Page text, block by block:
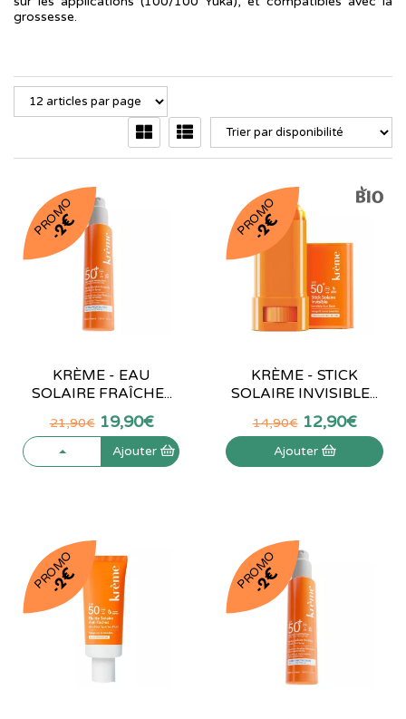
grossesse.
PROMO
-2€
KRÈME - EAU
SOLAIRE FRAÎCHE...
21,90€ 19,90€
Ajouter
PROMO
-2€
KRÈME - STICK
SOLAIRE INVISIBLE...
14,90€ 12,90€
Ajouter
PROMO
-2€ PROMO
-2€